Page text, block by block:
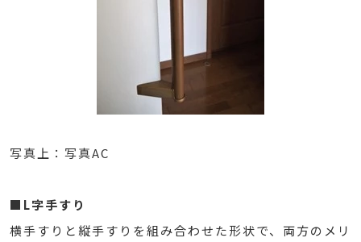
写真上：写真AC
■L字手すり
横手すりと縦手すりを組み合わせた形状で、両方のメリ